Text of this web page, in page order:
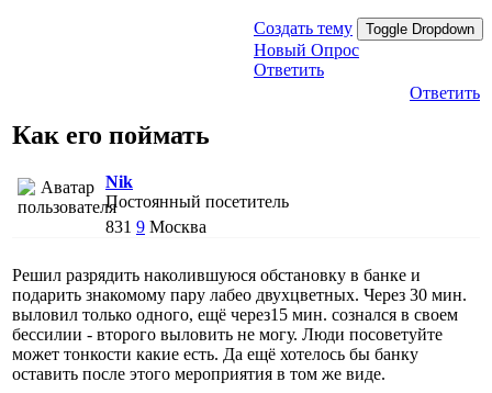
Создать тему Toggle Dropdown
Новый Опрос
Ответить
Ответить
Как его поймать
Nik
Постоянный посетитель
831 9 Москва
Решил разрядить наколившуюся обстановку в банке и
подарить знакомому пару лабео двухцветных. Через 30 мин.
выловил только одного, ещё через15 мин. сознался в своем
бессилии - второго выловить не могу. Люди посоветуйте
может тонкости какие есть. Да ещё хотелось бы банку
оставить после этого мероприятия в том же виде.